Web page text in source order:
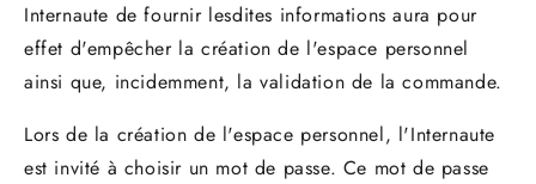
Internaute de fournir lesdites informations aura pour
effet d'empêcher la création de l'espace personnel
ainsi que, incidemment, la validation de la commande.
Lors de la création de l'espace personnel, l'Internaute
est invité à choisir un mot de passe. Ce mot de passe